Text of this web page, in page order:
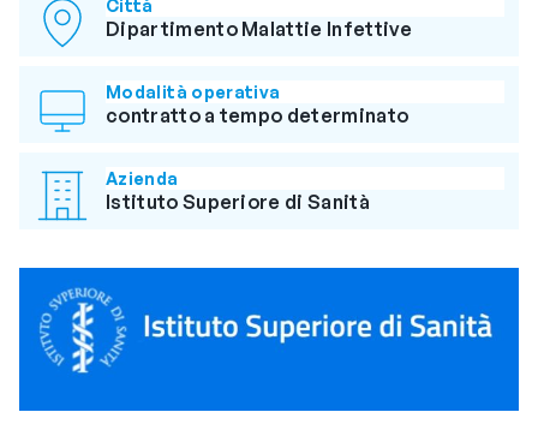
Città
Dipartimento Malattie Infettive
Modalità operativa
contratto a tempo determinato
Azienda
Istituto Superiore di Sanità